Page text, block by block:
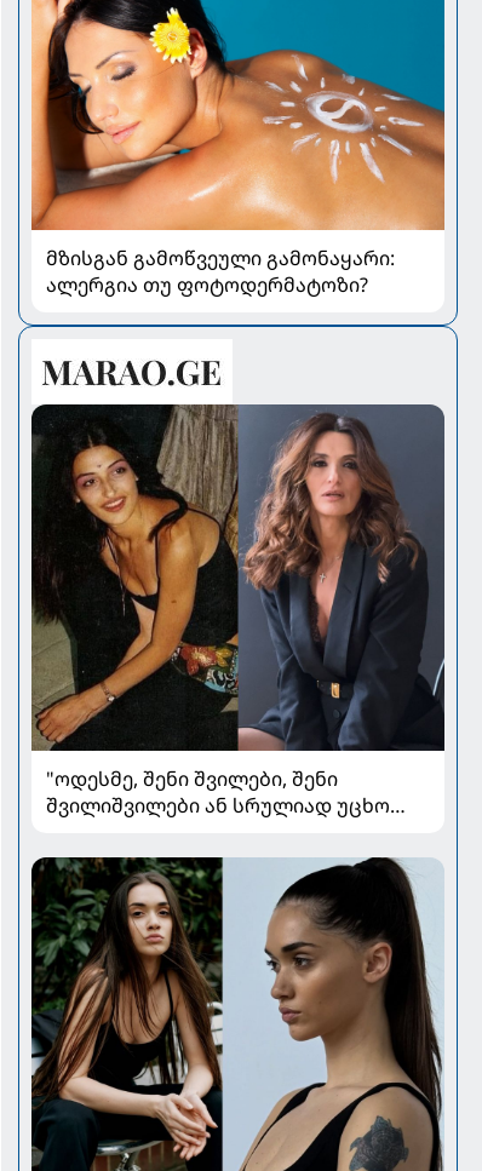
მზისგან გამოწვეული გამონაყარი:
ალერგია თუ ფოტოდერმატოზი?
"ოდესმე, შენი შვილები, შენი
შვილიშვილები ან სრულიად უცხო
პორტრეტს...." - რას წერს მარი ნაკანი
კრისტი ყიფშიძეზე